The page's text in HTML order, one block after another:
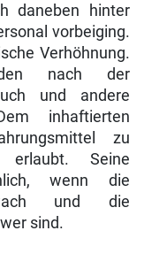
daneben hinter
vorbeiging.
Verhöhnung.
nach der
und andere
inhaftierten
zu
erlaubt. Seine
wenn die
und die
sind.